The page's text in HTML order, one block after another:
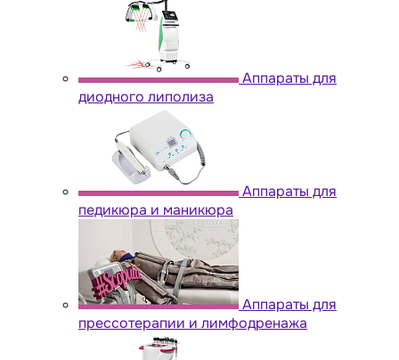
Аппараты для
диодного липолиза
Аппараты для
педикюра и маникюра
Аппараты для
прессотерапии и лимфодренажа